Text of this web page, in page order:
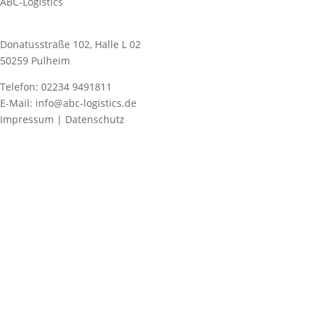
Donatusstraße 102, Halle L 02
50259 Pulheim
Telefon: 02234 9491811
E-Mail: info@abc-logistics.de
Impressum | Datenschutz